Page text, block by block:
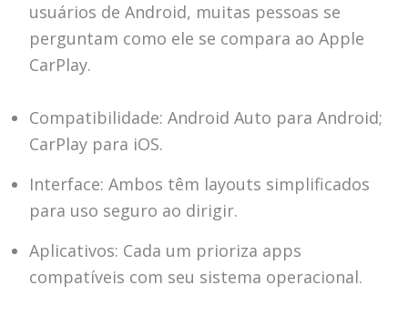
usuários de Android, muitas pessoas se
perguntam como ele se compara ao Apple
CarPlay.
Compatibilidade: Android Auto para Android;
CarPlay para iOS.
Interface: Ambos têm layouts simplificados
para uso seguro ao dirigir.
Aplicativos: Cada um prioriza apps
compatíveis com seu sistema operacional.